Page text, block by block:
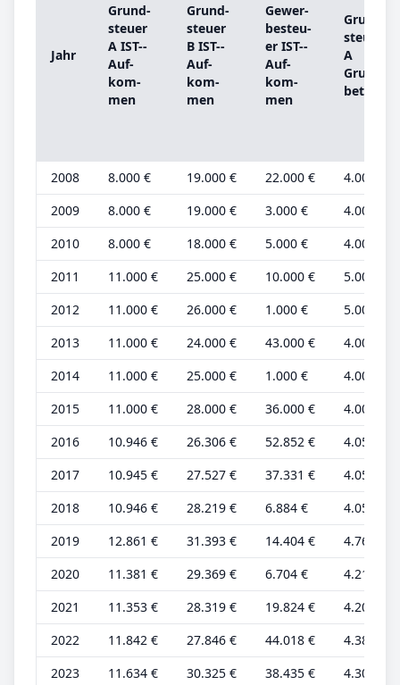
Jahr
Grund­
steu­er
A IST-­
Auf­
kom­
men
Grund­
steu­er
B IST-­
Auf­
kom­
men
Ge­wer­
be­steu­
er IST-­
Auf­
kom­
men
Grund­
steu­er
A
Grund­
be­trag
2008 8.000 € 19.000 € 22.000 €
4.000 €
2009
8.000 € 19.000 € 3.000 €
4.000 €
2010
8.000 € 18.000 € 5.000 €
4.000 €
2011
11.000 € 25.000 € 10.000 €
5.000 €
2012
11.000 € 26.000 € 1.000 €
5.000 €
2013
11.000 € 24.000 € 43.000 €
4.000 €
2014
11.000 € 25.000 € 1.000 €
4.000 €
2015
11.000 € 28.000 € 36.000 €
4.000 €
2016
10.946 € 26.306 € 52.852 €
4.054 €
2017
10.945 € 27.527 € 37.331 €
4.054 €
2018
10.946 € 28.219 € 6.884 €
4.054 €
2019
12.861 € 31.393 € 14.404 €
4.763 €
2020
11.381 € 29.369 € 6.704 €
4.215 €
2021
11.353 € 28.319 € 19.824 €
4.205 €
2022
11.842 € 27.846 € 44.018 €
4.386 €
2023
11.634 € 30.325 € 38.435 €
4.309 €